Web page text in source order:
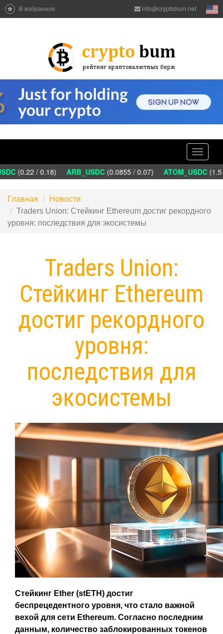
В избранное info@cryptobum.net
Toggle
(0.22 / 0.18) ARB_USDC(0.0855 / 0.07) ATOM_USDC(1.5
Главная
Новости
Traders Union: Стейкинг Ethereum достиг рекордного
уровня: последствия для экосистемы
Traders Union:
Стейкинг Ethereum
достиг рекордного
уровня:
последствия для
экосистемы
Стейкинг Ether (stETH) достиг
беспрецедентного уровня, что стало важной
вехой для сети Ethereum. Согласно последним
данным, количество заблокированных токенов